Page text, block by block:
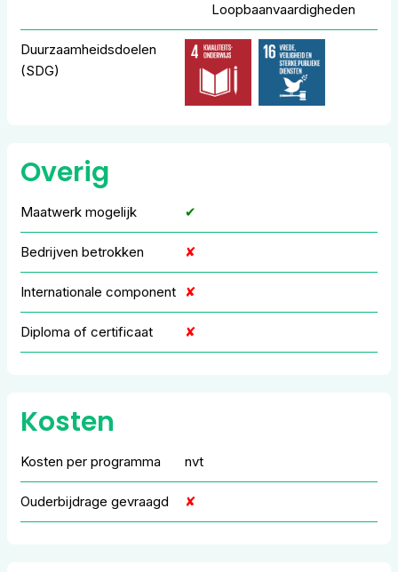
Loopbaanvaardigheden
Duurzaamheidsdoelen
(SDG)
Overig
Maatwerk mogelijk ✔
Bedrijven betrokken ✘
Internationale component ✘
Diploma of certificaat ✘
Kosten
Kosten per programma nvt
Ouderbijdrage gevraagd ✘